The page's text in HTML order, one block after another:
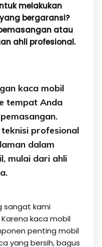
melakukan
bergaransi?
atau
ahli profesional.
kaca mobil
tempat Anda
profesional
dalam
mulai dari ahli
sangat kami
kaca mobil
penting mobil
yang bersih, bagus